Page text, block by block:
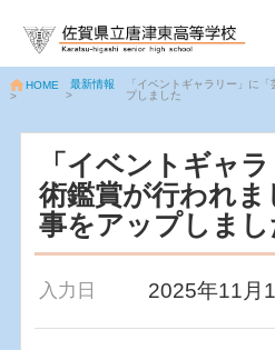
HOME
>
最新情報
>
「イベントギャラリー」に
プしました
「イベントギャ
術鑑賞が行われ
事をアップしまし
入力日 2025年11月